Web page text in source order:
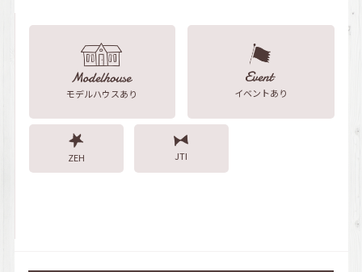
モデルハウスあり イベントあり
ZEH JTI